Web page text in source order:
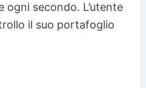
secondo. L’utente
il suo portafoglio